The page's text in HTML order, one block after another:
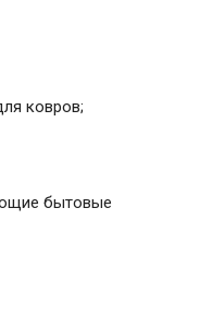
ковров;
бытовые